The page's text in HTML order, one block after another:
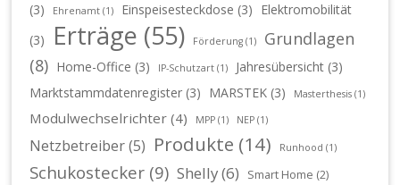
(3)
Ehrenamt (1) Einspeisesteckdose (3) Elektromobilität
(3)
Erträge (55) Förderung (1)
Grundlagen
(8) Home-Office (3) IP-Schutzart (1) Jahresübersicht (3)
Marktstammdatenregister (3) MARSTEK (3) Masterthesis (1)
Modulwechselrichter (4) MPP (1) NEP (1)
Netzbetreiber(5) Produkte (14) Runhood (1)
Schukostecker (9) Shelly(6) Smart Home (2)